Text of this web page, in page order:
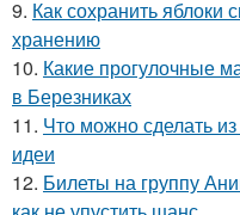
9. Как сохранить
хранению
10. Какие прогулочные
в Березниках
11. Что можно сделать
идеи
12. Билеты на группу